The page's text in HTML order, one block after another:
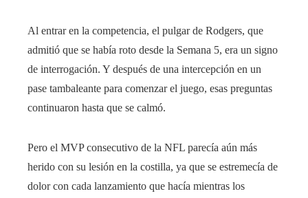
Al entrar en la competencia, el pulgar de Rodgers, que
admitió que se había roto desde la Semana 5, era un signo
de interrogación. Y después de una intercepción en un
pase tambaleante para comenzar el juego, esas preguntas
continuaron hasta que se calmó.
Pero el MVP consecutivo de la NFL parecía aún más
herido con su lesión en la costilla, ya que se estremecía de
dolor con cada lanzamiento que hacía mientras los